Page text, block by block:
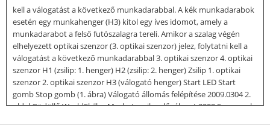
kell a válogatást a következő munkadarabbal. A kék munkadarabok
esetén egy munkahenger (H3) kitol egy íves idomot, amely a
munkadarabot a felső futószalagra tereli. Amikor a szalag végén
elhelyezett optikai szenzor (3. optikai szenzor) jelez, folytatni kell a
válogatást a következő munkadarabbal 3. optikai szenzor 4. optikai
szenzor H1 (zsilip: 1. henger) H2 (zsilip: 2. henger) Zsilip 1. optikai
szenzor 2. optikai szenzor H3 (válogató henger) Start LED Start
gomb Stop gomb (1. ábra) Válogató állomás felépítése 2009.0304 2.
oldal Gödöllő WorldSkills - Mechatronika előválogat 2009 Szenzorok